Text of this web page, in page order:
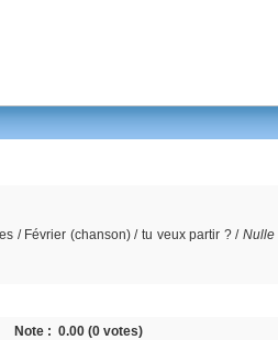
/ Février (chanson) / tu veux partir ? /Nulle
Note : 0.00 (0 votes)